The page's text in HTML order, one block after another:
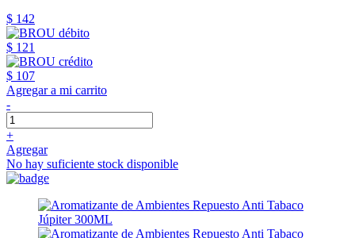
$ 142
$ 121
$ 107
Agregar a mi carrito
-
+
Agregar
No hay suficiente stock disponible